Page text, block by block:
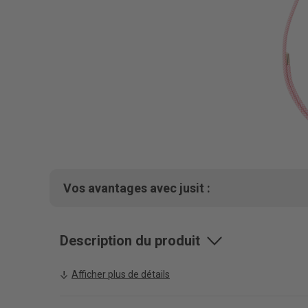
Vos avantages avec jusit :
Description du produit
Afficher plus de détails